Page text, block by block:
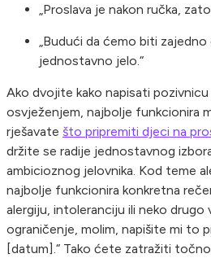
„Proslava je nakon ručka,
„Budući da ćemo biti
jednostavno jelo.“
Ako dvojite kako napisati pozivnicu
osvježenjem, najbolje funkcionira
rješavate što pripremiti djeci na
držite se radije jednostavnog
ambicioznog jelovnika. Kod teme
najbolje funkcionira konkretna
alergiju, intoleranciju ili neko drugo
ograničenje, molim, napišite mi to
[datum].“ Tako ćete zatražiti